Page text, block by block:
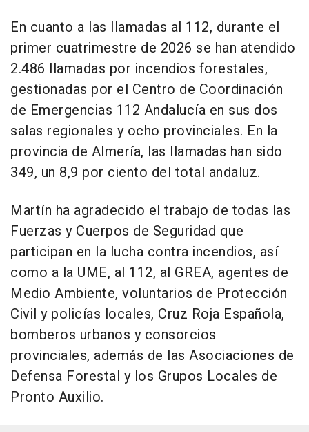
En cuanto a las llamadas al 112, durante el
primer cuatrimestre de 2026 se han atendido
2.486 llamadas por incendios forestales,
gestionadas por el Centro de Coordinación
de Emergencias 112 Andalucía en sus dos
salas regionales y ocho provinciales. En la
provincia de Almería, las llamadas han sido
349, un 8,9 por ciento del total andaluz.
Martín ha agradecido el trabajo de todas las
Fuerzas y Cuerpos de Seguridad que
participan en la lucha contra incendios, así
como a la UME, al 112, al GREA, agentes de
Medio Ambiente, voluntarios de Protección
Civil y policías locales, Cruz Roja Española,
bomberos urbanos y consorcios
provinciales, además de las Asociaciones de
Defensa Forestal y los Grupos Locales de
Pronto Auxilio.